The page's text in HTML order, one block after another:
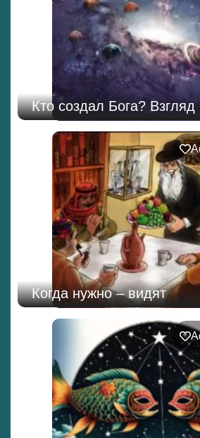
Кто создал Бога?
Когда нужно – видят